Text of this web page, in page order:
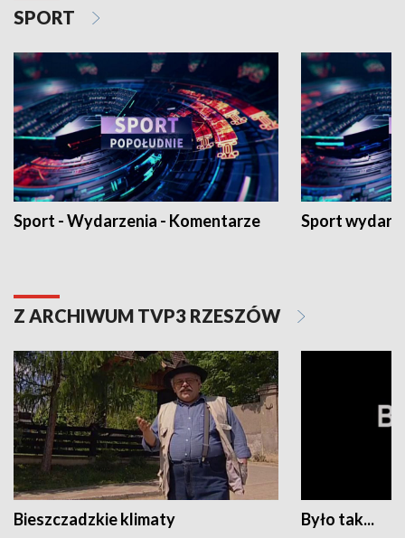
SPORT
Sport - Wydarzenia - Komentarze Sport
Z ARCHIWUM TVP3 RZESZÓW
Bieszczadzkie klimaty Było tak...